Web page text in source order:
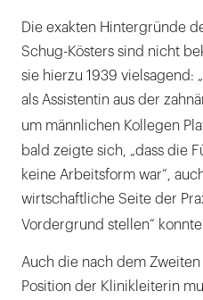
Die exakten Hintergründe
Schug-Kösters sind nicht
sie hierzu 1939 vielsagend:
als Assistentin aus der
um männlichen Kollegen
bald zeigte sich, „dass die
keine Arbeitsform war“,
wirtschaftliche Seite der
Vordergrund stellen“ konnte.
Auch die nach dem
Position der Klinikleiterin